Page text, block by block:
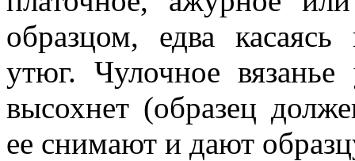
образцом, едва
утюг. Чулочное
высохнет (образец
ее снимают и дают